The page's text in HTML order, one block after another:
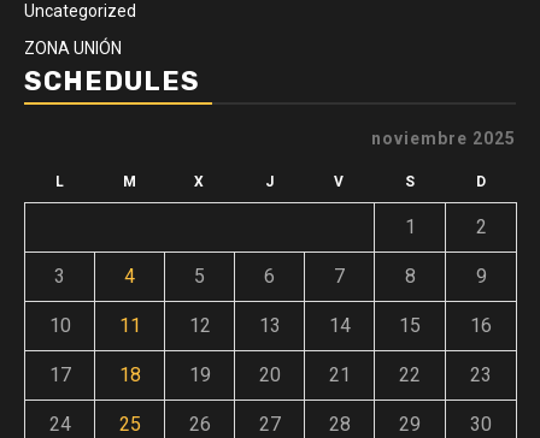
Uncategorized
ZONA UNIÓN
SCHEDULES
noviembre 2025
L M X J V S D
1 2
3 4 5 6 7 8 9
10 11 12 13 14 15 16
17 18 19 20 21 22 23
24 25 26 27 28 29 30